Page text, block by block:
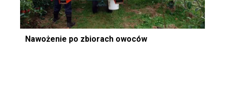
Nawożenie po zbiorach owoców